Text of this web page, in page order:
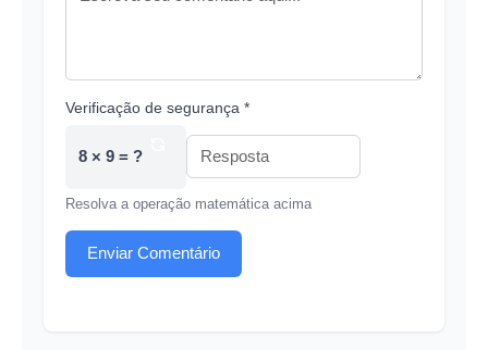
Verificação de segurança *
8 × 9 = ?
Resolva a operação matemática acima
Enviar Comentário